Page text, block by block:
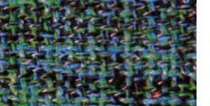
Add to
Wishlist